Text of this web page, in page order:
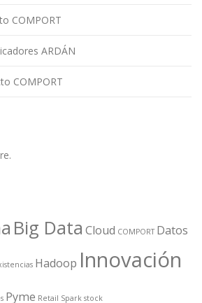
COMPORT
ARDÁN
COMPORT
Big Data Cloud COMPORT Datos
Hadoop Innovación
Pyme Retail Spark stock